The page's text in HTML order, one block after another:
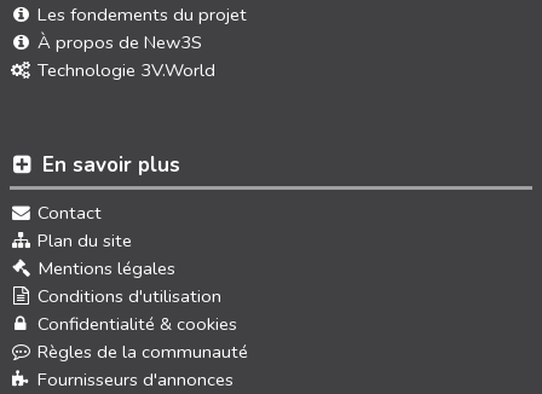
En savoir plus
Contact
Plan du site
Mentions légales
Conditions d'utilisation
Confidentialité & cookies
Règles de la communauté
Fournisseurs d'annonces
Les fondements du projet
À propos de New3S
Technologie 3V.World